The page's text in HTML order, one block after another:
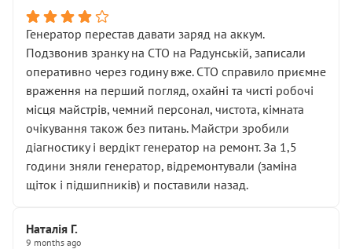
Генератор перестав давати заряд на аккум.
Подзвонив зранку на СТО на Радунській, записали
оперативно через годину вже. СТО справило приємне
враження на перший погляд, охайні та чисті робочі
місця майстрів, чемний персонал, чистота, кімната
очікування також без питань. Майстри зробили
діагностику і вердікт генератор на ремонт. За 1,5
години зняли генератор, відремонтували (заміна
щіток і підшипників) и поставили назад.
Наталія Г.
9 months ago